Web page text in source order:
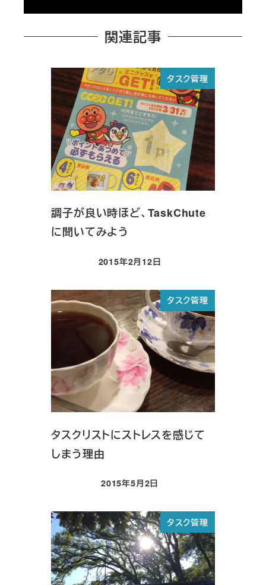
関連記事
タスク管理
調子が良い時ほど、TaskChute
に聞いてみよう
投稿日
2015年2月12日
タスク管理
タスクリストにストレスを感じて
しまう理由
投稿日
2015年5月2日
タスク管理